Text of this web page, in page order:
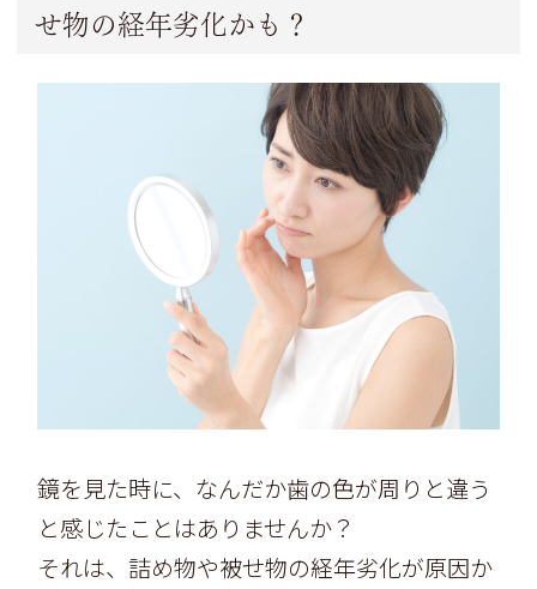
せ物の経年劣化かも？
鏡を見た時に、なんだか歯の色が周りと違う
と感じたことはありませんか？
それは、詰め物や被せ物の経年劣化が原因か